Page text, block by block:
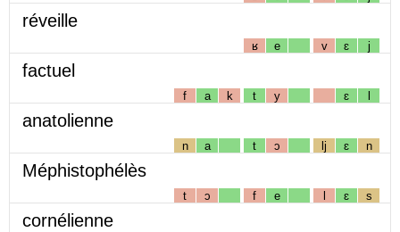
réveille
ʁ e v ɛ j
factuel
f a k t y ɛ l
anatolienne
n a t ɔ lj ɛ n
Méphistophélès
t ɔ f e l ɛ s
cornélienne